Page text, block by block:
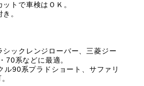
トで車検はＯＫ。
。
ックレンジローバー、三菱ジー
70系などに最適。
ル90系プラドショート、サファリ